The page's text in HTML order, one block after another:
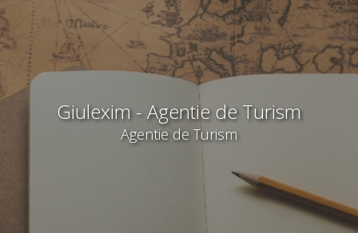
Giulexim - Agentie de Turism
Agentie de Turism